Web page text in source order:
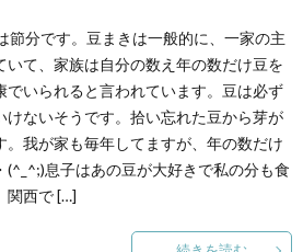
節分です。豆まきは一般的に、一家の主
いて、家族は自分の数え年の数だけ豆を
でいられると言われています。豆は必ず
けないそうです。拾い忘れた豆から芽が
。我が家も毎年してますが、年の数だけ
息子はあの豆が大好きで私の分も食
関西で […]